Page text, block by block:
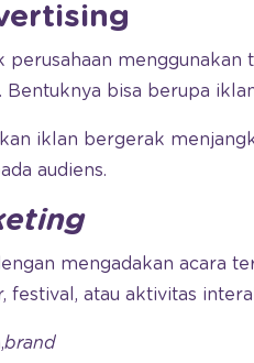
perusahaan
bisa berupa
iklan bergerak
audiens.
mengadakan acara
festival, atau aktivitas
brand